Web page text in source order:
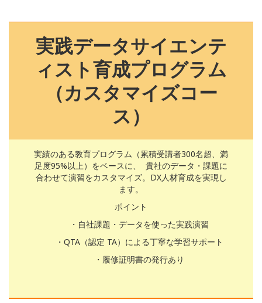
実践データサイエンテ
ィスト育成プログラム
（カスタマイズコー
ス）
実績のある教育プログラム（累積受講者300名超、満
足度95%以上）をベースに、 貴社のデータ・課題に
合わせて演習をカスタマイズ。DX人材育成を実現し
ます。
ポイント
・自社課題・データを使った実践演習
・QTA（認定 TA）による丁寧な学習サポート
・履修証明書の発行あり